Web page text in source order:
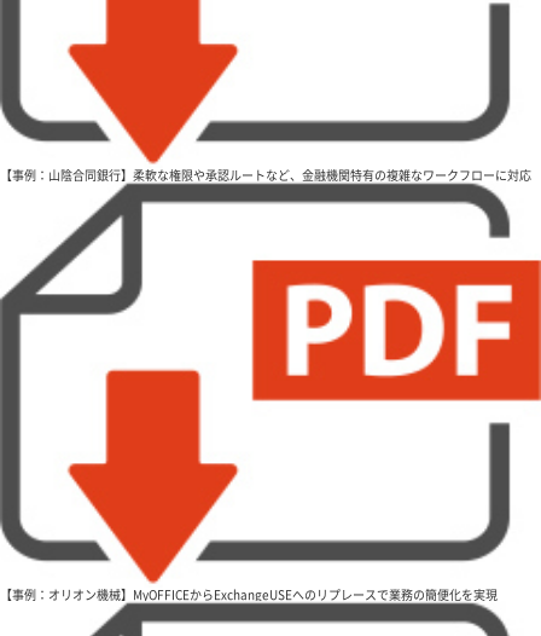
【事例：山陰合同銀行】柔軟な権限や承認ルートなど、金融機関特有の複雑なワークフローに対応
【事例：オリオン機械】MyOFFICEからExchangeUSEへのリプレースで業務の簡便化を実現